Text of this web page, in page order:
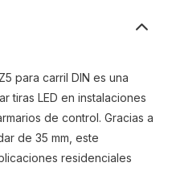
para carril DIN es una
tiras LED en instalaciones
de control. Gracias a
de 35 mm, este
residenciales